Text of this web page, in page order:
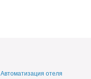
Автоматизация отеля